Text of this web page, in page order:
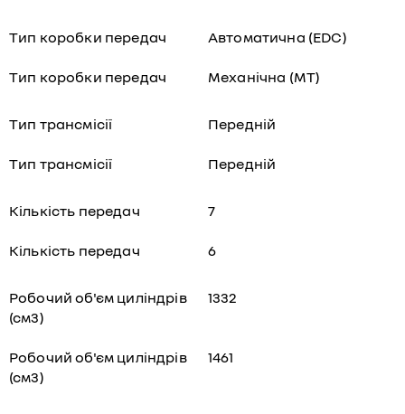
Тип коробки передач Автоматична (EDC)
Тип коробки передач Механічна (МТ)
Тип трансмісії Передній
Тип трансмісії Передній
Кількість передач 7
Кількість передач 6
Робочий об'єм циліндрів
(см3)
1332
Робочий об'єм циліндрів
(см3)
1461